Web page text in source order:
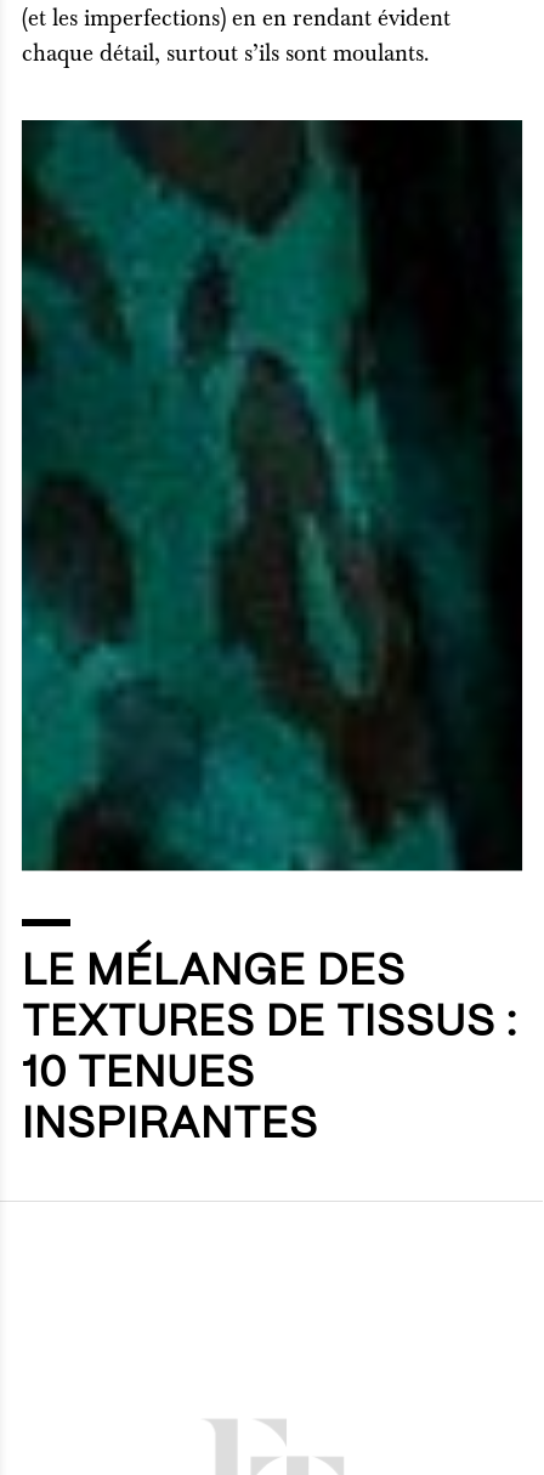
(et les imperfections) en en rendant évident
chaque détail, surtout s’ils sont moulants.
LE MÉLANGE DES
TEXTURES DE TISSUS :
10 TENUES
INSPIRANTES